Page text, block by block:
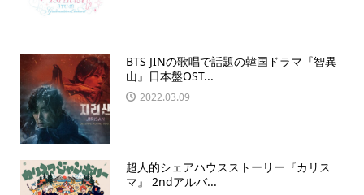
BTS JINの歌唱で話題の韓国ドラマ『智異
山』日本盤OST...
2022.03.09
超人的シェアハウスストーリー『カリス
マ』 2ndアルバ...